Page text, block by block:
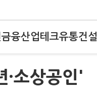
금융산업테크유통건설
·소상공인'